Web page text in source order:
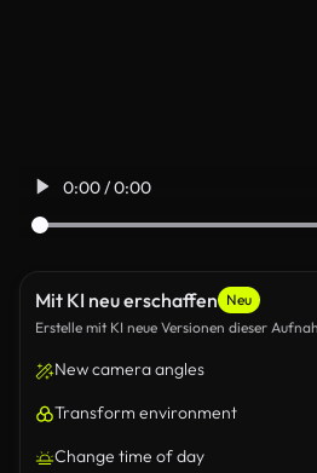
0:00 / 0:00
Mit KI neu erschaffen Neu
Erstelle mit KI neue Versionen dieser
New camera angles
Transform environment
Change time of day